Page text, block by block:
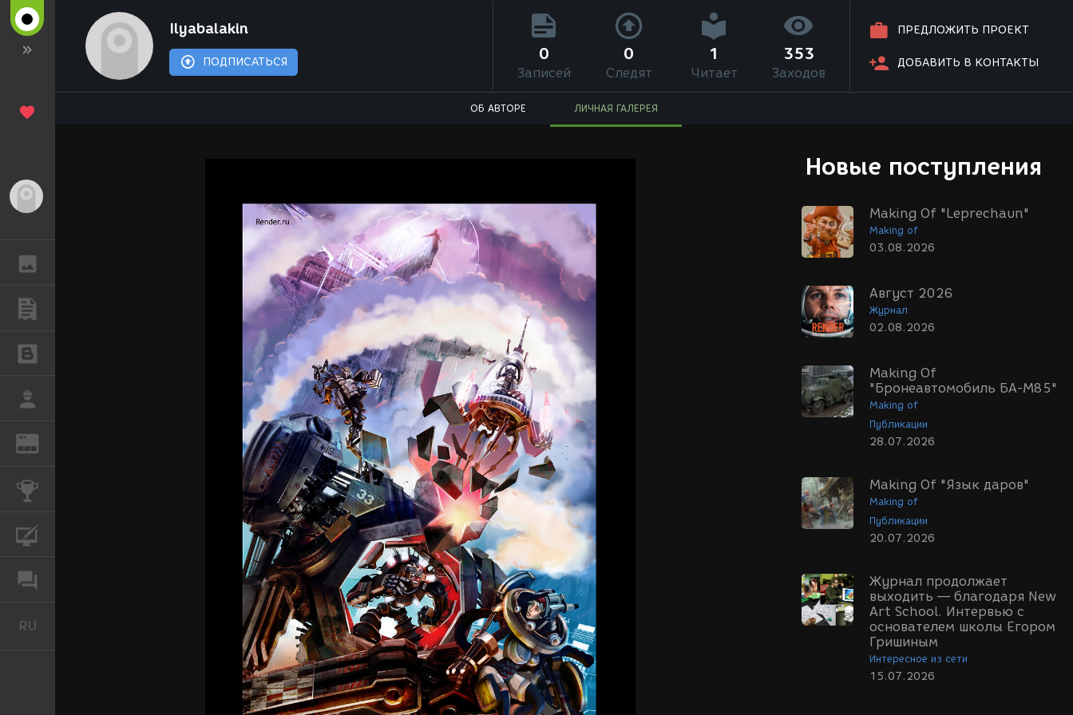
REN
RU
Ilyabalakin
ПОДПИСАТЬСЯ
ПРЕДЛОЖИТЬ ПРОЕКТ
ДОБАВИТЬ В КОНТАКТЫ
0
Записей
0
Следят
1
Читает
353
Заходов
ОБ АВТОРЕ ЛИЧНАЯ ГАЛЕРЕЯ
Новые поступления
Making Of "Leprechaun"
Making of
03.08.2026
Август 2026
Журнал
02.08.2026
Making Of
"Бронеавтомобиль БА-М85"
Making of
Публикации
28.07.2026
Making Of "Язык даров"
Making of
Публикации
20.07.2026
Журнал продолжает
выходить — благодаря New
Art School. Интервью с
основателем школы Егором
Гришиным
Интересное из сети
15.07.2026